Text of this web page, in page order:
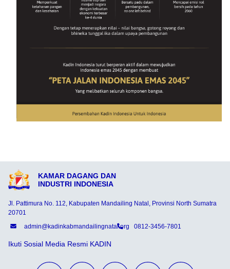
KAMAR DAGANG DAN
INDUSTRI INDONESIA
Jl. Pattimura No. 112, Kabupaten Mandailing Natal, Provinsi North Sumatra
20701
admin@kadinkabmandailingnatal.org
0812-3456-7801
Ikuti Sosial Media Resmi KADIN